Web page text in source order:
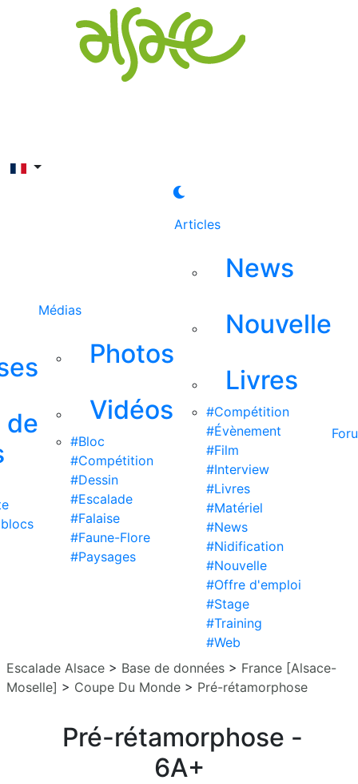
de
Médias
Photos
Vidéos
#Bloc
#Compétition
#Dessin
#Escalade
#Falaise
#Faune-Flore
#Paysages
Articles
News
Nouvelle
Livres
#Compétition
#Évènement
#Film
#Interview
#Livres
#Matériel
#News
#Nidification
#Nouvelle
#Offre d'emploi
#Stage
#Training
#Web
Escalade Alsace > Base de données > France [Alsace-
Moselle] > Coupe Du Monde > Pré-rétamorphose
Pré-rétamorphose -
6A+